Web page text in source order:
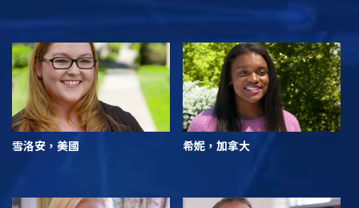
雪洛安，美國 希妮，加拿大